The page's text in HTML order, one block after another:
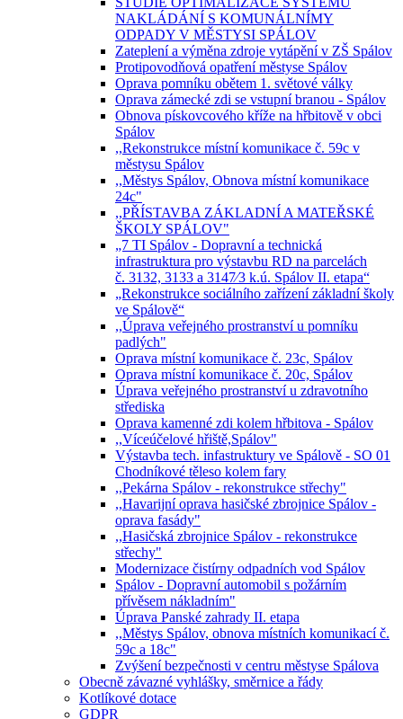
NAKLÁDÁNÍ S KOMUNÁLNÍMY
ODPADY V MĚSTYSI SPÁLOV
Zateplení a výměna zdroje vytápění v ZŠ Spálov
Protipovodňová opatření městyse Spálov
Oprava pomníku obětem 1. světové války
Oprava zámecké zdi se vstupní branou - Spálov
Obnova pískovcového kříže na hřbitově v obci
Spálov
,,Rekonstrukce místní komunikace č. 59c v
městysu Spálov
,,Městys Spálov, Obnova místní komunikace
24c"
,,PŘÍSTAVBA ZÁKLADNÍ A MATEŘSKÉ
ŠKOLY SPÁLOV"
„7 TI Spálov - Dopravní a technická
infrastruktura pro výstavbu RD na parcelách
č. 3132, 3133 a 3147⁄3 k.ú. Spálov II. etapa“
„Rekonstrukce sociálního zařízení základní školy
ve Spálově“
,,Úprava veřejného prostranství u pomníku
padlých"
Oprava místní komunikace č. 23c, Spálov
Oprava místní komunikace č. 20c, Spálov
Úprava veřejného prostranství u zdravotního
střediska
Oprava kamenné zdi kolem hřbitova - Spálov
,,Víceúčelové hřiště,Spálov"
Výstavba tech. infastruktury ve Spálově - SO 01
Chodníkové těleso kolem fary
,,Pekárna Spálov - rekonstrukce střechy"
,,Havarijní oprava hasičské zbrojnice Spálov -
oprava fasády"
,,Hasičská zbrojnice Spálov - rekonstrukce
střechy"
Modernizace čistírny odpadních vod Spálov
Spálov - Dopravní automobil s požárním
přívěsem nákladním"
Úprava Panské zahrady II. etapa
,,Městys Spálov, obnova místních komunikací č.
59c a 18c"
Zvýšení bezpečnosti v centru městyse Spálova
Obecně závazné vyhlášky, směrnice a řády
Kotlíkové dotace
GDPR